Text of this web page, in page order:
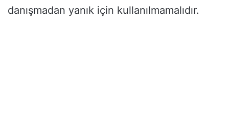
danışmadan yanık için kullanılmamalıdır.